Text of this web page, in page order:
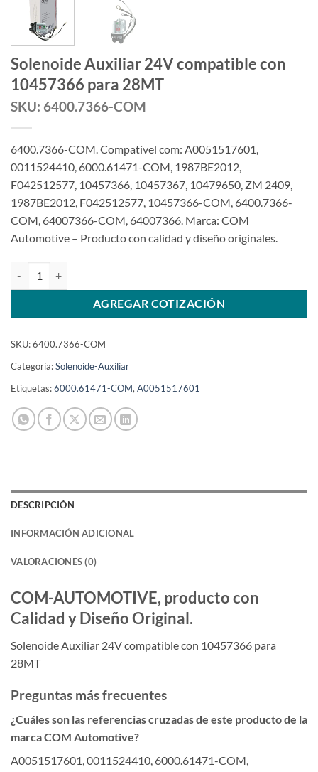
Solenoide Auxiliar 24V compatible con
10457366 para 28MT
SKU: 6400.7366-COM
6400.7366-COM. Compatível com: A0051517601,
0011524410, 6000.61471-COM, 1987BE2012,
F042512577, 10457366, 10457367, 10479650, ZM 2409,
1987BE2012, F042512577, 10457366-COM, 6400.7366-
COM, 64007366-COM, 64007366. Marca: COM
Automotive – Producto con calidad y diseño originales.
AGREGAR COTIZACIÓN
SKU:6400.7366-COM
Categoría:Solenoide-Auxiliar
Etiquetas:6000.61471-COM, A0051517601
DESCRIPCIÓN
INFORMACIÓN ADICIONAL
VALORACIONES (0)
COM-AUTOMOTIVE, producto con
Calidad y Diseño Original.
Solenoide Auxiliar 24V compatible con 10457366 para
28MT
Preguntas más frecuentes
¿Cuáles son las referencias cruzadas de este producto de la
marca COM Automotive?
A0051517601, 0011524410, 6000.61471-COM,